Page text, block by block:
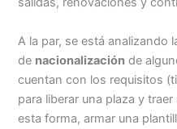
A la par, se está analizando
de nacionalización de
cuentan con los requisitos
para liberar una plaza y
esta forma, armar una